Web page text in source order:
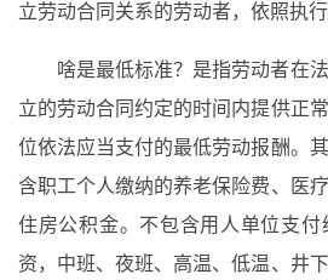
立劳动合同关系的劳动者，依照执行
啥是最低标准？是指劳动者在
立的劳动合同约定的时间内提供正
位依法应当支付的最低劳动报酬。
含职工个人缴纳的养老保险费、医
住房公积金。不包含用人单位支
资，中班、夜班、高温、低温、井